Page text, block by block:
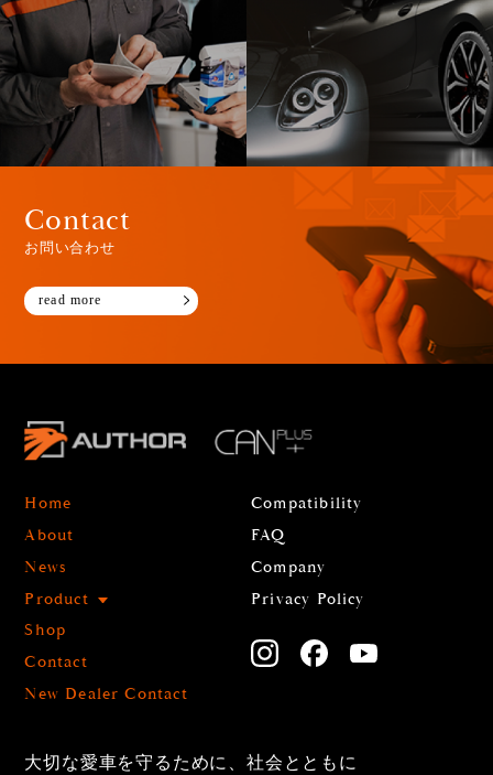
Contact
お問い合わせ
read more
Home
About
News
Product
Shop
Contact
New Dealer Contact
Compatibility
FAQ
Company
Privacy Policy
大切な愛車を守るために、社会とともに